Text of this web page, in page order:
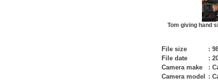
Tom giving hand
File size :
File date
:
Camera make
:
Camera model
: